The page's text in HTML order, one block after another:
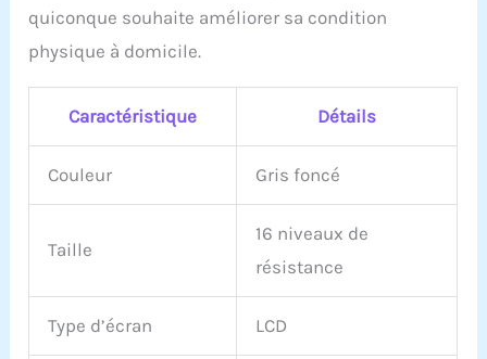
quiconque souhaite améliorer sa condition
physique à domicile.
Caractéristique Détails
Couleur Gris foncé
Taille
16 niveaux de
résistance
Type d’écran LCD